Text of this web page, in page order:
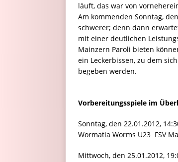
läuft, das war von
Am kommenden Sonntag,
schwerer; denn dann
mit einer deutlichen
Mainzern Paroli bieten
ein Leckerbissen, zu dem
begeben werden.
Vorbereitungsspiele im
Sonntag, den 22.01.2012,
Wormatia Worms U23  FSV
Mittwoch, den 25.01.2012,